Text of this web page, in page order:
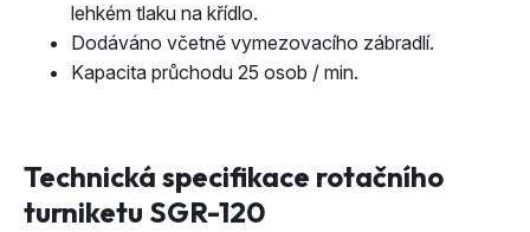
lehkém tlaku na křídlo.
Dodáváno včetně vymezovacího zábradlí.
Kapacita průchodu 25 osob / min.
Technická specifikace rotačního
turniketu SGR-120